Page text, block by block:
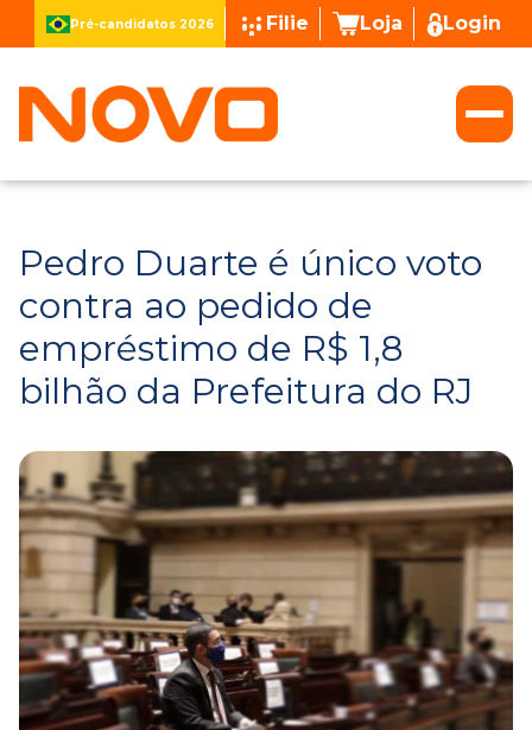
Pré-candidatos 2026 Filie Loja Login
Pedro Duarte é único voto
contra ao pedido de
empréstimo de R$ 1,8
bilhão da Prefeitura do RJ